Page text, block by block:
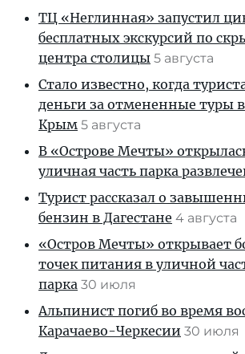
ТЦ «Неглинная» запустил
бесплатных экскурсий по
центра столицы 5 августа
Стало известно, когда
деньги за отмененные туры в
Крым 5 августа
В «Острове Мечты»
уличная часть парка
Турист рассказал о
бензин в Дагестане 4 августа
«Остров Мечты» открывает
точек питания в уличной
парка 30 июля
Альпинист погиб во время
Карачаево-Черкесии 30 июля